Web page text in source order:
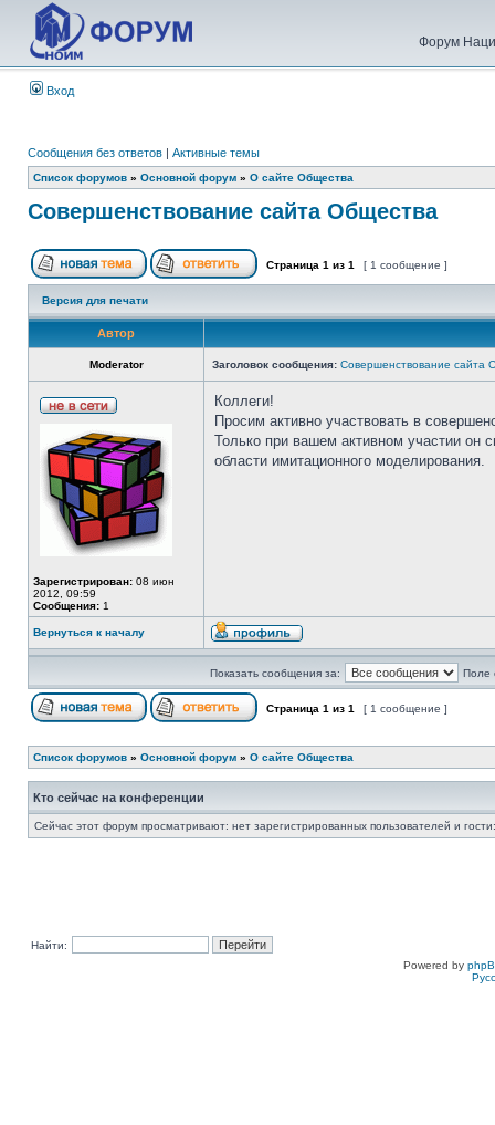
Форум
Вход
Сообщения без ответов | Активные темы
Список форумов » Основной форум » О сайте Общества
Совершенствование сайта Общества
Страница 1 из 1 [ 1 сообщение ]
Версия для печати
Автор
Moderator Заголовок сообщения: Совершенствование сайта
Зарегистрирован: 08 июн
2012, 09:59
Сообщения: 1
Коллеги!
Просим активно участвовать в
Только при вашем активном участии он
области имитационного моделирования.
Вернуться к началу
Показать сообщения за: Поле
Страница 1 из 1 [ 1 сообщение ]
Список форумов » Основной форум » О сайте Общества
Кто сейчас на конференции
Сейчас этот форум просматривают: нет зарегистрированных пользователей и
Найти:
Powered by